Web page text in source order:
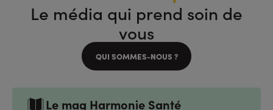
Le média qui prend soin de
vous
QUI SOMMES-NOUS ?
Le mag Harmonie Santé